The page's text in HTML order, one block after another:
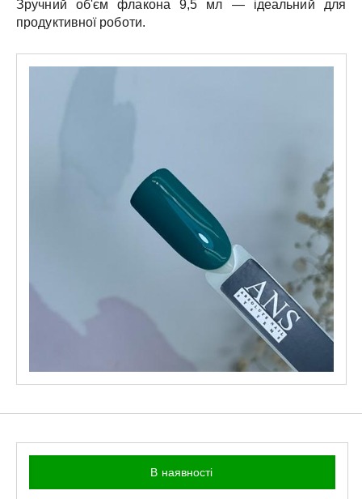
Зручний об'єм флакона9,5 мл — ідеальний для
продуктивної роботи.
В наявності